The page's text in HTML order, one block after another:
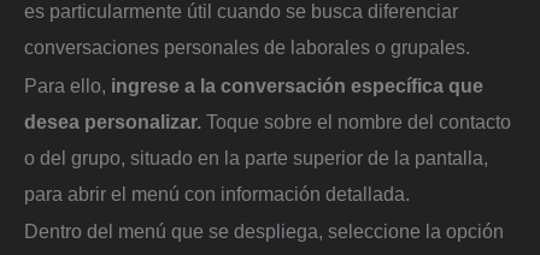
es particularmente útil cuando se busca diferenciar
conversaciones personales de laborales o grupales.
Para ello, ingrese a la conversación específica que
desea personalizar. Toque sobre el nombre del contacto
o del grupo, situado en la parte superior de la pantalla,
para abrir el menú con información detallada.
Dentro del menú que se despliega, seleccione la opción